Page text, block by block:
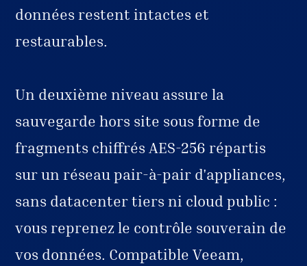
données restent intactes et
restaurables.
Un deuxième niveau assure la
sauvegarde hors site sous forme de
fragments chiffrés AES-256 répartis
sur un réseau pair-à-pair d'appliances,
sans datacenter tiers ni cloud public :
vous reprenez le contrôle souverain de
vos données. Compatible Veeam,